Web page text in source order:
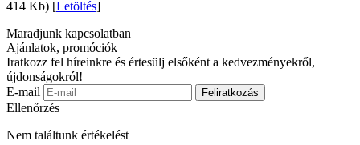
414 Kb) [Letöltés]
Maradjunk kapcsolatban
Ajánlatok, promóciók
Iratkozz fel híreinkre és értesülj elsőként a kedvezményekről,
újdonságokról!
E-mail
Feliratkozás
Ellenőrzés
Nem találtunk értékelést